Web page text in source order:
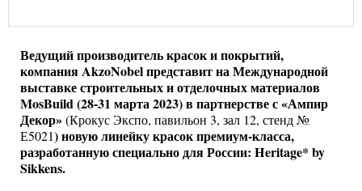
Ведущий производитель красок и покрытий,
компания AkzoNobel представит на Международной
выставке строительных и отделочных материалов
MosBuild (28-31 марта 2023) в партнерстве с «Ампир
Декор»(Крокус Экспо, павильон 3, зал 12, стенд №
Е5021) новую линейку красок премиум-класса,
разработанную специально для России: Heritage* by
Sikkens.